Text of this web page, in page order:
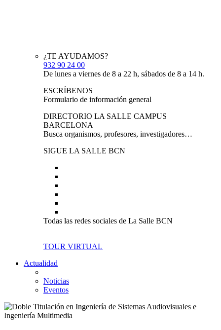
¿TE AYUDAMOS?
932 90 24 00
De lunes a viernes de 8 a 22 h, sábados de 8 a 14 h.
ESCRÍBENOS
Formulario de información general
DIRECTORIO LA SALLE CAMPUS
BARCELONA
Busca organismos, profesores, investigadores…
SIGUE LA SALLE BCN
Todas las redes sociales de La Salle BCN
TOUR VIRTUAL
Actualidad
Noticias
Eventos